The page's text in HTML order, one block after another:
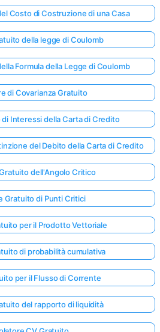
Costo di Costruzione di una Casa
della legge di Coulomb
Formula della Legge di Coulomb
di Covarianza Gratuito
Interessi della Carta di Credito
del Debito della Carta di Credito
dell'Angolo Critico
Gratuito di Punti Critici
per il Prodotto Vettoriale
di probabilità cumulativa
per il Flusso di Corrente
del rapporto di liquidità